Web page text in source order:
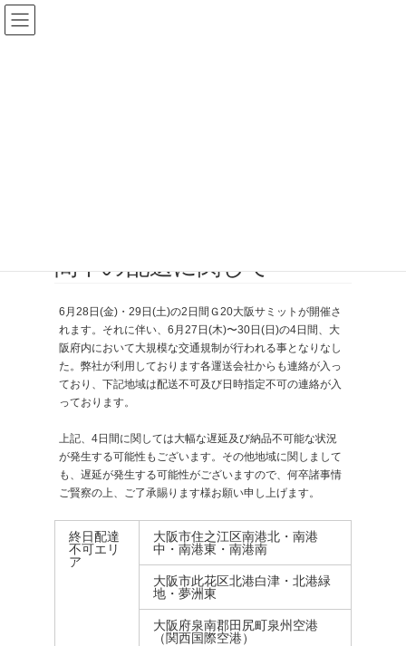
コ
テ
ナ
ゲ
間中の配送に関して
6月28日(金)・29日(土)の2日間Ｇ20大阪サミットが開催さ
れます。それに伴い、6月27日(木)〜30日(日)の4日間、大
阪府内において大規模な交通規制が行われる事となりなし
た。弊社が利用しております各運送会社からも連絡が入っ
ており、下記地域は配送不可及び日時指定不可の連絡が入
っております。
上記、4日間に関しては大幅な遅延及び納品不可能な状況
が発生する可能性もございます。その他地域に関しまして
も、遅延が発生する可能性がございますので、何卒諸事情
ご賢察の上、ご了承賜ります様お願い申し上げます。
終日配達
不可エリ
ア
大阪市住之江区南港北・南港
中・南港東・南港南
大阪市此花区北港白津・北港緑
地・夢洲東
大阪府泉南郡田尻町泉州空港
（関西国際空港）